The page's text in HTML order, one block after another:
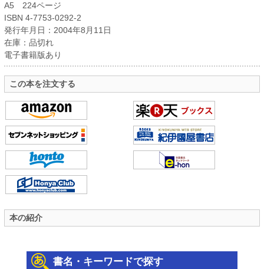
A5 224ページ
ISBN 4-7753-0292-2
発行年月日：2004年8月11日
在庫：品切れ
電子書籍版あり
この本を注文する
本の紹介
書名・キーワードで探す